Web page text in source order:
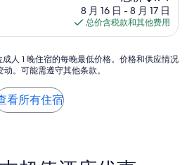
格
$174
8 月 16 日 - 8 月 17 日
总价含税款和其他费用
人 1 晚住宿的每晚最低价格。价格和供应情况
。可能需遵守其他条款。
看所有住宿